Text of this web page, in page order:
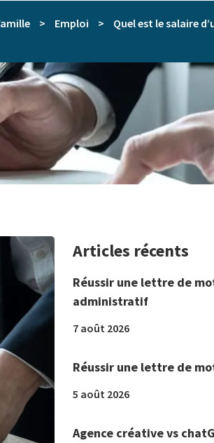
> Emploi >
Quel est le salaire
Articles récents
Réussir une lettre de
administratif
7 août 2026
Réussir une lettre de
5 août 2026
Agence créative vs